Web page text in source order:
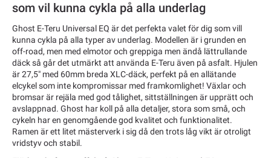
som vil kunna cykla på alla underlag
Ghost E-Teru Universal EQ är det perfekta valet för dig som vill
kunna cykla på alla typer av underlag. Modellen är i grunden en
off-road, men med elmotor och greppiga men ändå lättrullande
däck så går det utmärkt att använda E-Teru även på asfalt. Hjulen
är 27,5" med 60mm breda XLC-däck, perfekt på en allätande
elcykel som inte kompromissar med framkomlighet! Växlar och
bromsar är rejäla med god tålighet, sittställningen är upprätt och
avslappnad. Ghost har koll på alla detaljer, stora som små, och
cykeln har en genomgående god kvalitet och funktionalitet.
Ramen är ett litet mästerverk i sig då den trots låg vikt är otroligt
vridstyv och stabil.